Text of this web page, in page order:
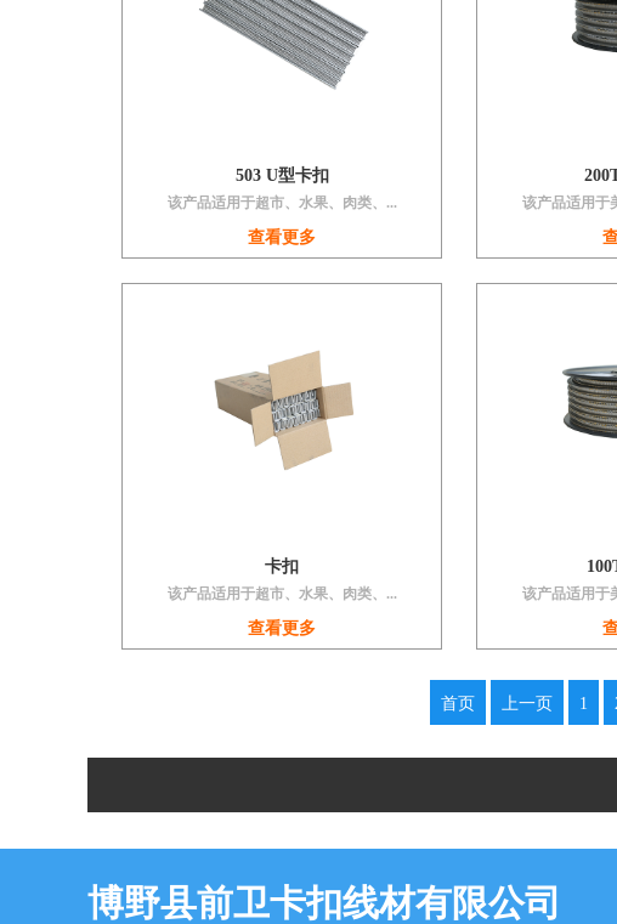
503 U型卡扣
该产品适用于超市、水果、肉类、...
查看更多
该产品适用于
卡扣
该产品适用于超市、水果、肉类、...
查看更多
该产品适用于
首页 上一页 1
博野县前卫卡扣线材有限公司